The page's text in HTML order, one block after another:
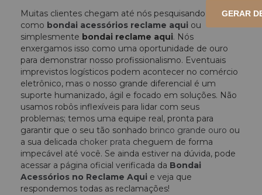
Muitas clientes chegam até nós pesquisando termos
como bondai acessórios reclame aqui ou
simplesmente bondai reclame aqui. Nós
enxergamos isso como uma oportunidade de ouro
para demonstrar nosso profissionalismo. Eventuais
imprevistos logísticos podem acontecer no comércio
eletrônico, mas o nosso grande diferencial é um
suporte humanizado, ágil e focado em soluções. Não
usamos robôs inflexíveis para lidar com seus
problemas; temos uma equipe real, pronta para
garantir que o seu tão sonhado brinco grande ouro ou
a sua delicada choker prata cheguem de forma
impecável até você. Se ainda estiver na dúvida, pode
acessar a página oficial verificada da Bondai
Acessórios no Reclame Aqui e veja que
respondemos todas as reclamações!
GERAR